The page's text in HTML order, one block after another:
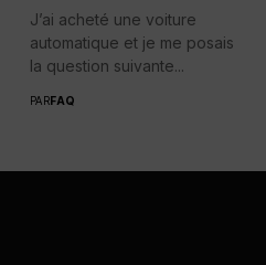
J’ai acheté une voiture
automatique et je me posais
la question suivante...
PARFAQ